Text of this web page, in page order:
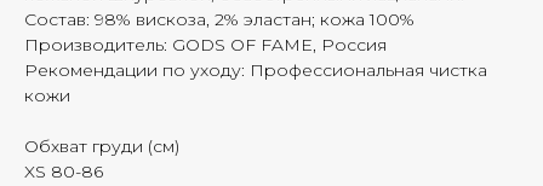
Состав: 98% вискоза, 2% эластан; кожа 100%
Производитель: GODS OF FAME, Россия
Рекомендации по уходу: Профессиональная чистка
кожи
Обхват груди (см)
XS 80-86